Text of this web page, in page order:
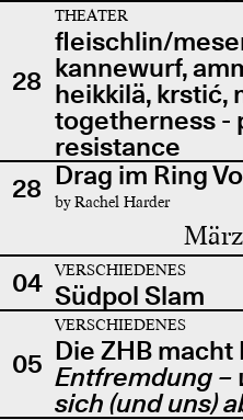
28
THEATER
fleischlin/
kannewurf,
heikkilä, krstić,
togetherness -
resistance
28 Drag im Ring
by Rachel Harder
04 VERSCHIEDENES
Südpol Slam
05
VERSCHIEDENES
Die ZHB
Entfremdung –
sich (und uns)